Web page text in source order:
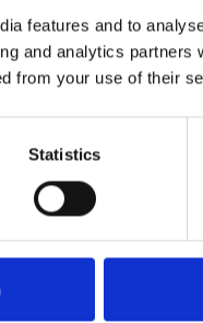
features and to
and analytics partners
from your use of their
Statistics